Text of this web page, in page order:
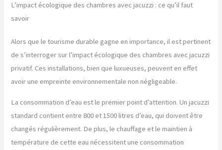
L’impact écologique des chambres avec jacuzzi : ce qu’il faut
savoir
Alors que le tourisme durable gagne en importance, il est pertinent
de s’interroger sur l’impact écologique des chambres avec jacuzzi
privatif. Ces installations, bien que luxueuses, peuvent en effet
avoir une empreinte environnementale non négligeable.
La consommation d’eau est le premier point d’attention. Un jacuzzi
standard contient entre 800 et 1500 litres d’eau, qui doivent être
changés régulièrement. De plus, le chauffage et le maintien à
température de cette eau nécessitent une consommation